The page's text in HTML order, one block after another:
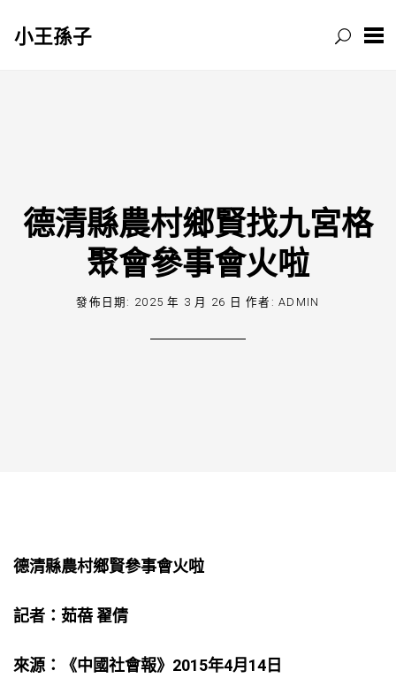
小王孫子
德清縣農村鄉賢找九宮格
聚會參事會火啦
發佈日期: 2025 年 3 月 26 日 作者:ADMIN
德清縣農村鄉賢參事會火啦
記者：茹蓓 翟倩
來源：《中國社會報》2015年4月14日